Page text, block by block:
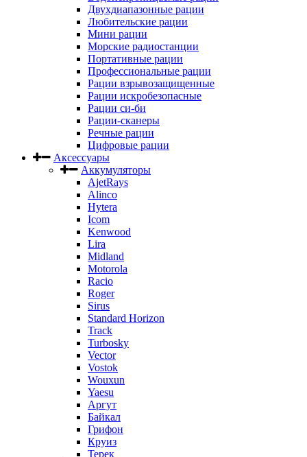
Двухдиапазонные рации
Любительские рации
Мини рации
Морские радиостанции
Портативные рации
Профессиональные рации
Рации взрывозащищенные
Рации искробезопасные
Рации си-би
Рации-сканеры
Речные рации
Цифровые рации
Аксессуары
Аккумуляторы
AjetRays
Alinco
Hytera
Icom
Kenwood
Lira
Midland
Motorola
Racio
Roger
Sirus
Standard Horizon
Track
Turbosky
Vector
Vostok
Wouxun
Yaesu
Аргут
Байкал
Грифон
Круиз
Терек